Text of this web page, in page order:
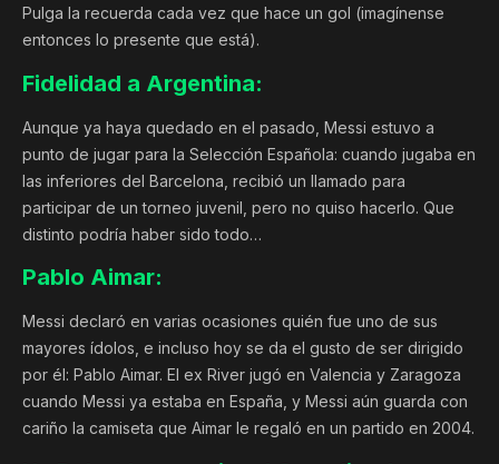
Pulga la recuerda cada vez que hace un gol (imagínense
entonces lo presente que está).
Fidelidad a Argentina:
Aunque ya haya quedado en el pasado, Messi estuvo a
punto de jugar para la Selección Española: cuando jugaba en
las inferiores del Barcelona, recibió un llamado para
participar de un torneo juvenil, pero no quiso hacerlo. Que
distinto podría haber sido todo…
Pablo Aimar:
Messi declaró en varias ocasiones quién fue uno de sus
mayores ídolos, e incluso hoy se da el gusto de ser dirigido
por él: Pablo Aimar. El ex River jugó en Valencia y Zaragoza
cuando Messi ya estaba en España, y Messi aún guarda con
cariño la camiseta que Aimar le regaló en un partido en 2004.